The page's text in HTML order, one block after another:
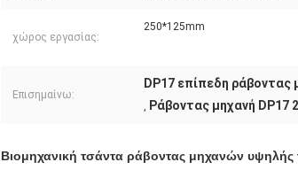
χώρος εργασίας:
250*125mm
Επισημαίνω:
DP17 επίπεδη ράβοντας
, Ράβοντας μηχανή DP17
Βιομηχανική τσάντα ράβοντας μηχανών υψηλής